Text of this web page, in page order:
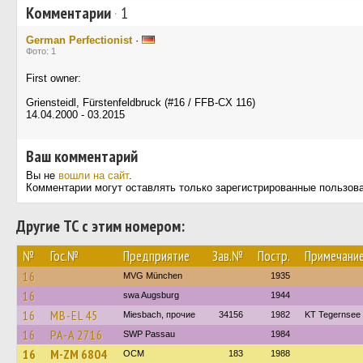
Комментарии· 1
German Perfectionist·
Фото: 1
First owner:
Griensteidl, Fürstenfeldbruck (#16 / FFB-CX 116)
14.04.2000 - 03.2015
Ваш комментарий
Вы не вошли на сайт.
Комментарии могут оставлять только зарегистрированные
Другие ТС с этим номером:
№ Гос.№ Предприятие Зав.№ Постр.
16 MVG München 1935
16 swa Augsburg 1944
16 MB-EL 45 Miesbach, прочие 34156 1982 KT Tegernsee
16 PA-A 2716 SWP Passau 1984
16 M-ZM 6804 OCM 183 1988